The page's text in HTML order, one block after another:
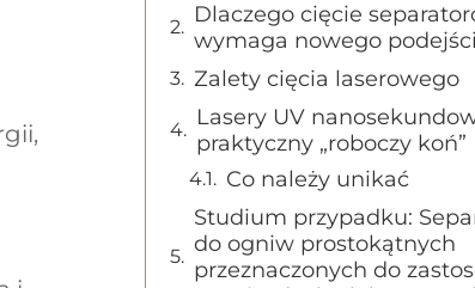
Dlaczego cięcie
wymaga nowego
Zalety cięcia laserowego
Lasery UV
praktyczny „roboczy koń”
Co należy unikać
Studium przypadku:
do ogniw prostokątnych
przeznaczonych do